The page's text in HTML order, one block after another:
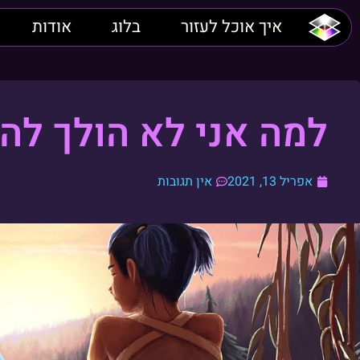
איך אוכל לעזור בלוג אודות
למה אני לא הולך
אפריל 13, 2021 אין תגובות